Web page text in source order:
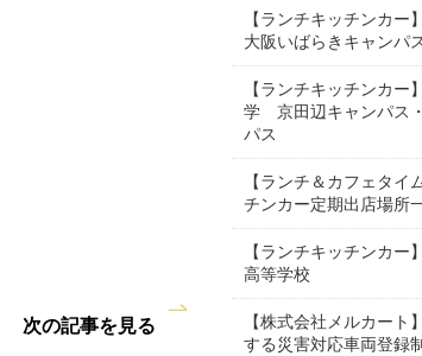
次の記事を見る
【ランチキッチンカ
大阪いばらきキャンパ
【ランチキッチンカー
学 京田辺キャンパス
パス
【ランチ＆カフェタイ
チンカー定期出店場所
【ランチキッチンカー
高等学校
【株式会社メルカート
する災害対応車両登録